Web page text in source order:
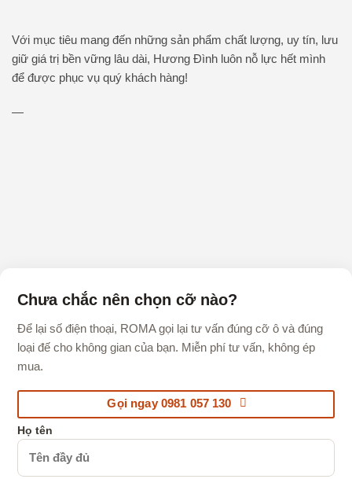
Với mục tiêu mang đến những sản phẩm chất lượng, uy tín, lưu
giữ giá trị bền vững lâu dài, Hương Đình luôn nỗ lực hết mình
để được phục vụ quý khách hàng!
—
Chưa chắc nên chọn cỡ nào?
Để lại số điện thoại, ROMA gọi lại tư vấn đúng cỡ ô và đúng
loại đế cho không gian của bạn. Miễn phí tư vấn, không ép
mua.
Gọi ngay 0981 057 130
Họ tên